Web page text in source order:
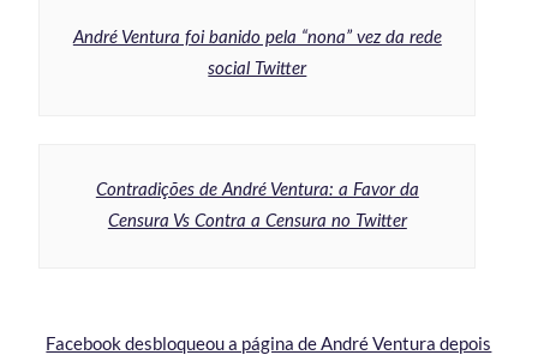
André Ventura foi banido pela “nona” vez da rede
social Twitter
Contradições de André Ventura: a Favor da
Censura Vs Contra a Censura no Twitter
Facebook desbloqueou a página de André Ventura depois